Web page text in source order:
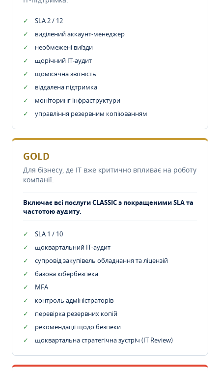
SLA 2 / 12
виділений аккаунт-менеджер
необмежені виїзди
щорічний IT-аудит
щомісячна звітність
віддалена підтримка
моніторинг інфраструктури
управління резервним копіюванням
GOLD
Для бізнесу, де IT вже критично впливає на роботу
компанії.
Включає всі послуги CLASSIC з покращеними SLA та
частотою аудиту.
SLA 1 / 10
щоквартальний IT-аудит
супровід закупівель обладнання та ліцензій
базова кібербезпека
MFA
контроль адміністраторів
перевірка резервних копій
рекомендації щодо безпеки
щоквартальна стратегічна зустріч (IT Review)